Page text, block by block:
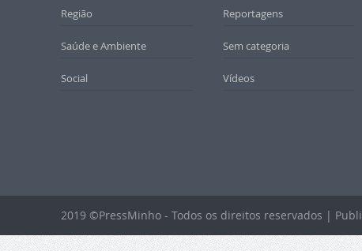
Região Reportagens
Saúde e Ambiente Sem categoria
Social Vídeos
2019 ©PressMinho - Todos os direitos reservados |